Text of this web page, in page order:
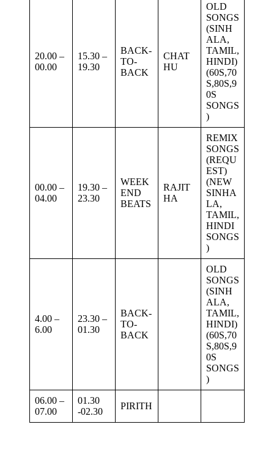
20.00 –
00.00
15.30 –
19.30
BACK-
TO-
BACK
CHAT
HU
OLD
SONGS
(SINH
ALA,
TAMIL,
HINDI)
(60S,70
S,80S,9
0S
SONGS
)
00.00 –
04.00
19.30 –
23.30
WEEK
END
BEATS
RAJIT
HA
REMIX
SONGS
(REQU
EST)
(NEW
SINHA
LA,
TAMIL,
HINDI
SONGS
)
4.00 –
6.00
23.30 –
01.30
BACK-
TO-
BACK
OLD
SONGS
(SINH
ALA,
TAMIL,
HINDI)
(60S,70
S,80S,9
0S
SONGS
)
06.00 –
07.00
01.30
-02.30
PIRITH